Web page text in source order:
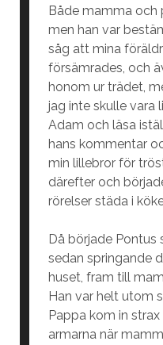
Både mamma och
men han var
såg att mina
försämrades, och
honom ur trädet,
jag inte skulle vara
Adam och läsa
hans kommentar
min lillebror för
därefter och
rörelser städa i
Då började Pontus
sedan springande
huset, fram till
Han var helt utom
Pappa kom in
armarna när